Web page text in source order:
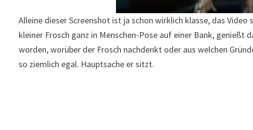
Alleine dieser Screenshot ist ja schon wirklich klasse, das
kleiner Frosch ganz in Menschen-Pose auf einer Bank,
worden, worüber der Frosch nachdenkt oder aus welchen
so ziemlich egal. Hauptsache er sitzt.